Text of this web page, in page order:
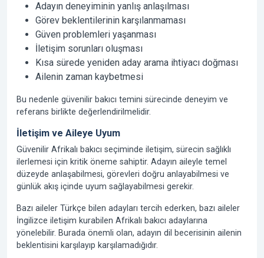
Adayın deneyiminin yanlış anlaşılması
Görev beklentilerinin karşılanmaması
Güven problemleri yaşanması
İletişim sorunları oluşması
Kısa sürede yeniden aday arama ihtiyacı doğması
Ailenin zaman kaybetmesi
Bu nedenle güvenilir bakıcı temini sürecinde deneyim ve
referans birlikte değerlendirilmelidir.
İletişim ve Aileye Uyum
Güvenilir Afrikalı bakıcı seçiminde iletişim, sürecin sağlıklı
ilerlemesi için kritik öneme sahiptir. Adayın aileyle temel
düzeyde anlaşabilmesi, görevleri doğru anlayabilmesi ve
günlük akış içinde uyum sağlayabilmesi gerekir.
Bazı aileler Türkçe bilen adayları tercih ederken, bazı aileler
İngilizce iletişim kurabilen Afrikalı bakıcı adaylarına
yönelebilir. Burada önemli olan, adayın dil becerisinin ailenin
beklentisini karşılayıp karşılamadığıdır.